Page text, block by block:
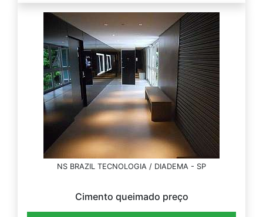
NS BRAZIL TECNOLOGIA / DIADEMA - SP
Cimento queimado preço